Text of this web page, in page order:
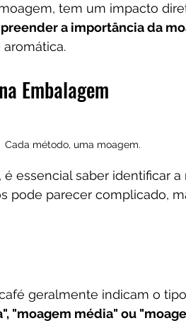
tem um impacto
a importância da
Embalagem
Cada método, uma moagem.
, é essencial saber identificar
pode parecer complicado,
geralmente indicam o
"moagem média" ou